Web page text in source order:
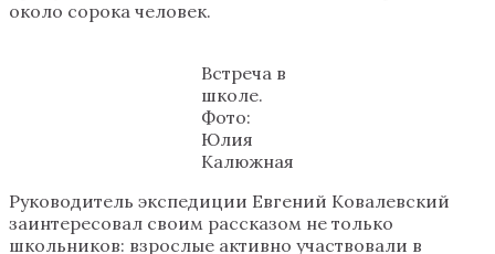
около сорока человек.
Встреча в
школе.
Фото:
Юлия
Калюжная
Руководитель экспедиции Евгений Ковалевский
заинтересовал своим рассказом не только
школьников: взрослые активно участвовали в